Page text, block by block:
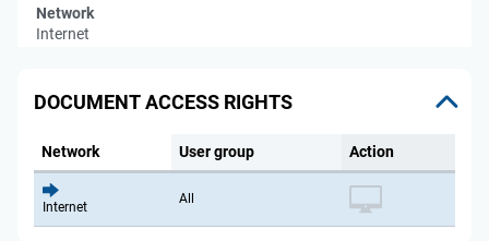
Network
Internet
DOCUMENT ACCESS RIGHTS
Network User group Action
Internet
All